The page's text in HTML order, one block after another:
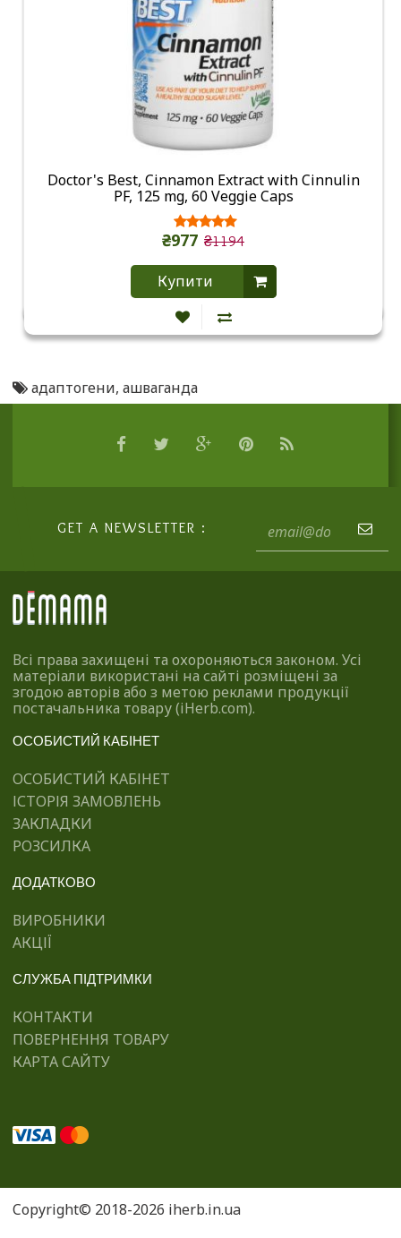
Doctor's Best, Cinnamon Extract with Cinnulin
PF, 125 mg, 60 Veggie Caps
₴977 ₴1194
Купити
адаптогени, ашваганда
GET A NEWSLETTER :
Всі права захищені та охороняються законом. Усі
матеріали використані на сайті розміщені за
згодою авторів або з метою реклами продукції
постачальника товару (iHerb.com).
ОСОБИСТИЙ КАБІНЕТ
ОСОБИСТИЙ КАБІНЕТ
ІСТОРІЯ ЗАМОВЛЕНЬ
ЗАКЛАДКИ
РОЗСИЛКА
ДОДАТКОВО
ВИРОБНИКИ
АКЦІЇ
СЛУЖБА ПІДТРИМКИ
КОНТАКТИ
ПОВЕРНЕННЯ ТОВАРУ
КАРТА САЙТУ
Copyright© 2018-2026 iherb.in.ua